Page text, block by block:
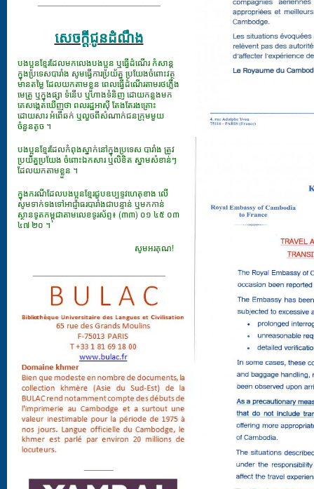
សេចក្ដីជូនដំណឹង
បងប្អូនខ្មែរដែលមកលេងបងប្អូន ឬធ្វើដំណើរ កំសាន្ត
ក្នុងប្រទេសបារាំង សូមធ្វើការប្រយ័ត្ន ប្រយែងចំពោះវត្ថុ
មានតម្លៃ ដែលយកតាមខ្លួន ពេលធ្វើដំណើរតាមរថភ្លើង
មេត្រូ ឬក្នុងផ្សា ទំនើប ឬហាងទំនិញ ដោយកន្លងមក
គេសង្កេតឃើញថា ពលរដ្ឋអាស៊ី តែងតែរងគ្រោះ
ដោយសារ អំពើឆក់ ឬលួចពីសំណាក់ជនក្រុមមួយ
ចំនួនតូច ។
បងប្អូនខ្មែរដែលកំពុងស្នាក់នៅក្នុងប្រទេស បារាំង ត្រូវ
ប្រយ័ត្នប្រយែង ចំពោះឯកសារ​ ឬលិខិត ស្នាមសំខាន់ៗ
ដែលយកតាមខ្លួន ។
ក្នុងករណីដែលបងប្អូនខ្មែរជួបឧប្បទ្ទវហេតុខាង លើ
សូមទាក់ទងទៅអាជ្ញាធរបារាំងជាបន្ទាន់ ឬមកកាន់
ស្ថានទូតកម្ពុជាតាមលេខទូរស័ព្ទ៖ (៣៣) ០១ ៤៥ ០៣
៤៧ ២០ ។
សូមអរគុណ!